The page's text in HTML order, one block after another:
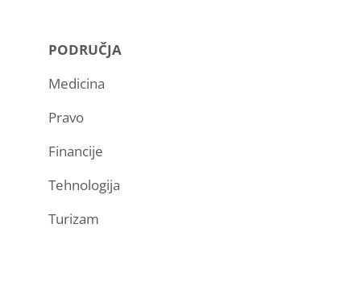
PODRUČJA
Medicina
Pravo
Financije
Tehnologija
Turizam